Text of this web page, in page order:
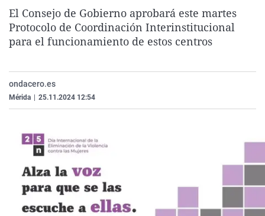
La rosa de los vientos
Gente viajera
Caso
Retornados
Operación Viuda
Extremadura
Galicia
Navarra
Virales
Televisión
El Consejo de Gobierno aprobará este martes
Protocolo de Coordinación Interinstitucional
para el funcionamiento de estos centros
ondacero.es
Mérida 25.11.2024 12:54